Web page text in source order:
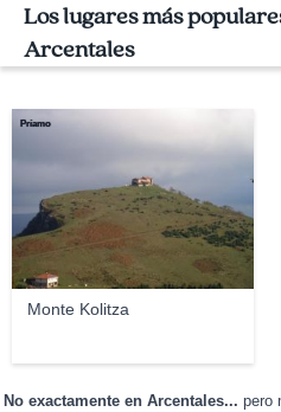
Los lugares más
Arcentales
Monte Kolitza
Príamo
No exactamente en Arcentales... pero